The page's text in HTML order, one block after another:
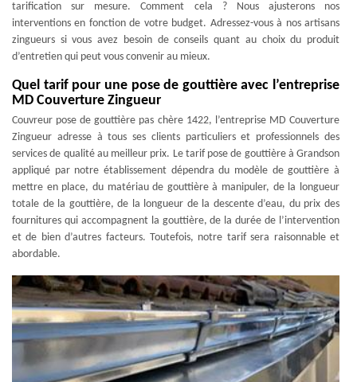
tarification sur mesure. Comment cela ? Nous ajusterons nos
interventions en fonction de votre budget. Adressez-vous à nos artisans
zingueurs si vous avez besoin de conseils quant au choix du produit
d’entretien qui peut vous convenir au mieux.
Quel tarif pour une pose de gouttière avec l’entreprise
MD Couverture Zingueur
Couvreur pose de gouttière pas chère 1422, l’entreprise MD Couverture
Zingueur adresse à tous ses clients particuliers et professionnels des
services de qualité au meilleur prix. Le tarif pose de gouttière à Grandson
appliqué par notre établissement dépendra du modèle de gouttière à
mettre en place, du matériau de gouttière à manipuler, de la longueur
totale de la gouttière, de la longueur de la descente d’eau, du prix des
fournitures qui accompagnent la gouttière, de la durée de l’intervention
et de bien d’autres facteurs. Toutefois, notre tarif sera raisonnable et
abordable.